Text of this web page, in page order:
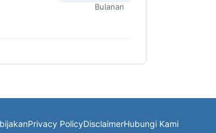
Bulanan
Privacy PolicyDisclaimerHubungi Kami